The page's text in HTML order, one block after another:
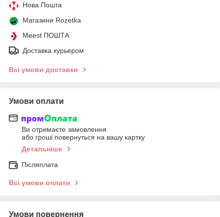
Нова Пошта
Магазини Rozetka
Meest ПОШТА
Доставка курьером
Всі умови доставки
Умови оплати
Ви отримаєте замовлення
або гроші повернуться на вашу картку
Детальніше
Післяплата
Всі умови оплати
Умови повернення